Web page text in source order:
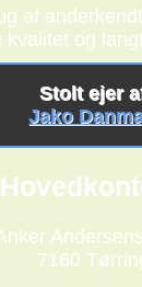
af
kvalitet og
Stolt ejer
Jako
7160